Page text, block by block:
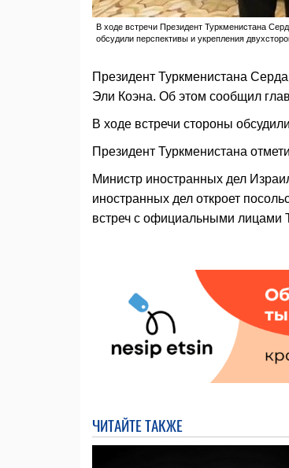
В ходе встречи Президент Туркменистана
обсудили перспективы и укрепления
Президент Туркменистана
Эли Коэна. Об этом сообщил
В ходе встречи стороны
Президент Туркменистана
Министр иностранных дел
иностранных дел откроет
встреч с официальными лицами
ЧИТАЙТЕ ТАКЖЕ